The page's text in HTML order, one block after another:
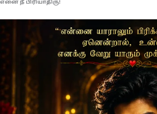
எனை நீ பிரியாதிரு!